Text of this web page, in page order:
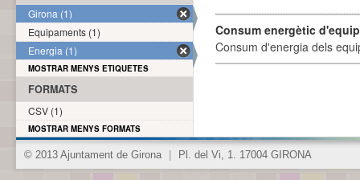
Consum energètic
Consum d'energia dels
Girona (1)
Equipaments (1)
Energia (1)
MOSTRAR MENYS ETIQUETES
FORMATS
CSV (1)
MOSTRAR MENYS FORMATS
© 2013 Ajuntament de Girona Pl. del Vi, 1. 17004 GIRONA